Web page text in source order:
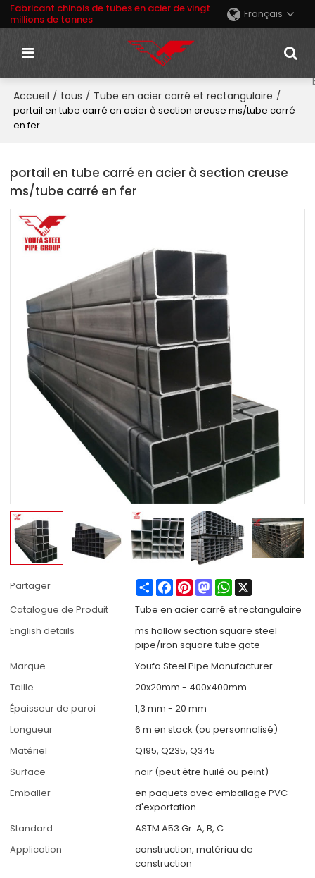
Fabricant chinois de tubes en acier de vingt
millions de tonnes
Français
Accueil / tous / Tube en acier carré et rectangulaire /
portail en tube carré en acier à section creuse ms/tube carré
en fer
portail en tube carré en acier à section creuse
ms/tube carré en fer
Partager ShareFacebook
PinterestMastodonWhatsApp
Catalogue de Produit
Tube en acier carré et rectangulaire
English details
ms hollow section square steel
pipe/iron square tube gate
Marque
Youfa Steel Pipe Manufacturer
Taille
20x20mm - 400x400mm
Épaisseur de paroi
1,3 mm - 20 mm
Longueur
6 m en stock (ou personnalisé)
Matériel
Q195, Q235, Q345
Surface
noir (peut être huilé ou peint)
Emballer
en paquets avec emballage PVC
d'exportation
Standard
ASTM A53 Gr. A, B, C
Application
construction, matériau de
construction